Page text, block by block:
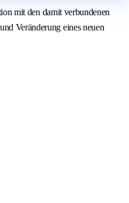
mit den damit verbundenen
Veränderung eines neuen